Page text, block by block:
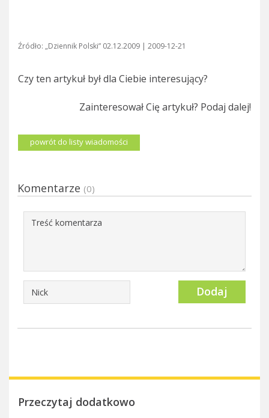
Źródło: „Dziennik Polski” 02.12.2009 | 2009-12-21
Czy ten artykuł był dla Ciebie interesujący?
Zainteresował Cię artykuł? Podaj dalej!
powrót do listy wiadomości
Komentarze (0)
Dodaj
Przeczytaj dodatkowo